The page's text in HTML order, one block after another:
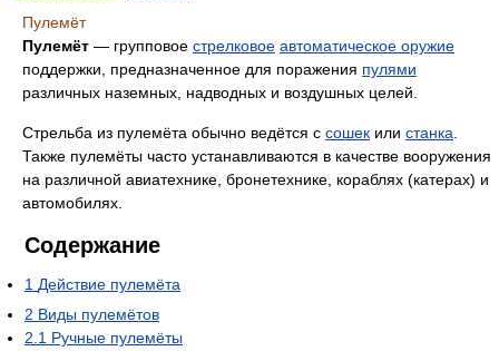
Пулемёт
Пулемёт — групповое стрелковое автоматическое оружие
поддержки, предназначенное для поражения пулями
различных наземных, надводных и воздушных целей.
Стрельба из пулемёта обычно ведётся с сошек или станка
Также пулемёты часто устанавливаются в качестве вооружения
на различной авиатехнике, бронетехнике, кораблях (катерах) и
автомобилях.
Содержание
1 Действие пулемёта
2 Виды пулемётов
2.1 Ручные пулемёты